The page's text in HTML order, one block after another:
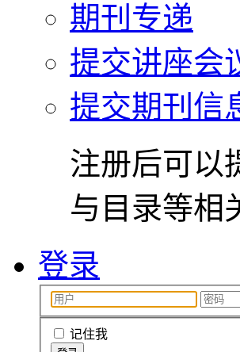
期刊专递
提交讲座会
提交期刊信
注册后可以
与目录等相
登录
记住我